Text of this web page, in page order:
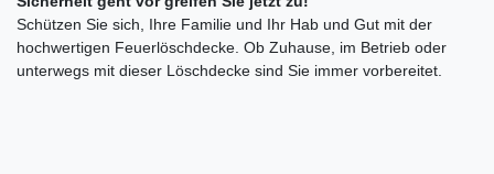
Schützen Sie sich, Ihre Familie und Ihr Hab und Gut mit der
hochwertigen Feuerlöschdecke. Ob Zuhause, im Betrieb oder
unterwegs mit dieser Löschdecke sind Sie immer vorbereitet.